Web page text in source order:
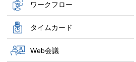
ワークフロー
タイムカード
Web会議